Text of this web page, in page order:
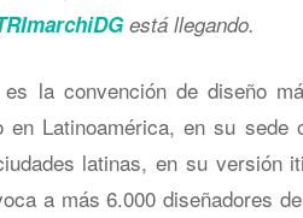
está llegando.
la convención de diseño
Latinoamérica, en su sede
latinas, en su versión
a más 6.000 diseñadores